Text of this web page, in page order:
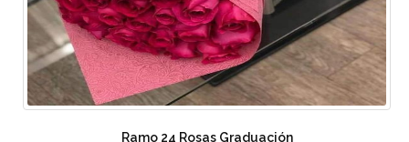
Ramo 24 Rosas Graduación